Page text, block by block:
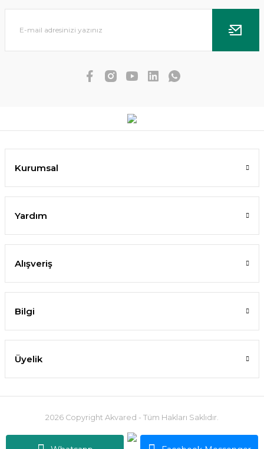
%10
Kurumsal
Yardım
Alışveriş
Bilgi
Üyelik
2026 Copyright Akvared - Tüm Hakları Saklıdır.